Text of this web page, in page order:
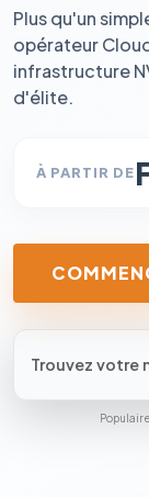
Plus qu'un
opérateur
infrastructure
d'élite.
À PARTIR DE